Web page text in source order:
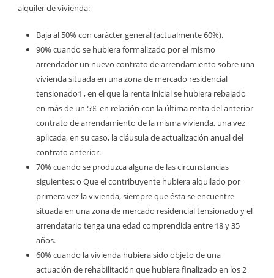
alquiler de vivienda:
Baja al 50% con carácter general (actualmente 60%).
90% cuando se hubiera formalizado por el mismo
arrendador un nuevo contrato de arrendamiento sobre una
vivienda situada en una zona de mercado residencial
tensionado1 , en el que la renta inicial se hubiera rebajado
en más de un 5% en relación con la última renta del anterior
contrato de arrendamiento de la misma vivienda, una vez
aplicada, en su caso, la cláusula de actualización anual del
contrato anterior.
70% cuando se produzca alguna de las circunstancias
siguientes: o Que el contribuyente hubiera alquilado por
primera vez la vivienda, siempre que ésta se encuentre
situada en una zona de mercado residencial tensionado y el
arrendatario tenga una edad comprendida entre 18 y 35
años.
60% cuando la vivienda hubiera sido objeto de una
actuación de rehabilitación que hubiera finalizado en los 2